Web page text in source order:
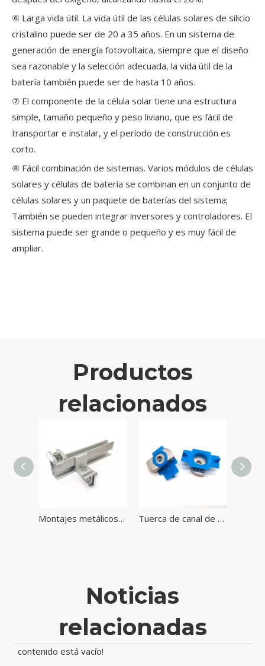
⑥ Larga vida útil. La vida útil de las células solares de silicio
cristalino puede ser de 20 a 35 años. En un sistema de
generación de energía fotovoltaica, siempre que el diseño
sea razonable y la selección adecuada, la vida útil de la
batería también puede ser de hasta 10 años.
⑦ El componente de la célula solar tiene una estructura
simple, tamaño pequeño y peso liviano, que es fácil de
transportar e instalar, y el período de construcción es
corto.
⑧ Fácil combinación de sistemas. Varios módulos de células
solares y células de batería se combinan en un conjunto de
células solares y un paquete de baterías del sistema;
También se pueden integrar inversores y controladores. El
sistema puede ser grande o pequeño y es muy fácil de
ampliar.
Productos
relacionados
Montajes metálicos de energía solar, montaje de abrazadera de techo de aluminio, soporte solar Tuerca de canal de sujeción solar HDG con tuerca de resorte de plástico
Noticias
relacionadas
contenido está vacío!